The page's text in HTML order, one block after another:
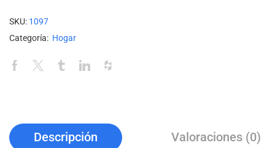
SKU: 1097
Categoría: Hogar
Descripción Valoraciones (0)